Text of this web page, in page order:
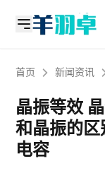
首页 新闻资讯
晶振等效
和晶振的
电容